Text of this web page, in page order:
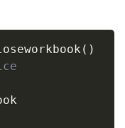
( )
Copy